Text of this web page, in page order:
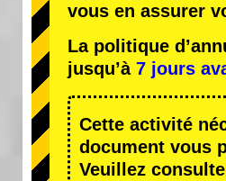
vous en assurer
La politique
jusqu’à 7 jours
Cette activité
document vous
Veuillez